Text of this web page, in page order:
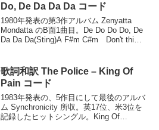
Do, De Da Da Da コード
1980年発表の第3作アルバム Zenyatta
Mondatta のB面1曲目。De Do Do Do, De
Da Da Da(Sting)A F#m C#m Don't think
歌詞和訳 The Police – King Of
Pain コード
1983年発表の、5作目にして最後のアルバ
ム Synchronicity 所収。英17位、米3位を
記録したヒットシングル。King Of